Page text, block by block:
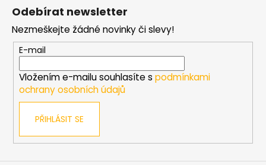
s
u
Odebírat newsletter
Nezmeškejte žádné novinky či slevy!
E-mail
Vložením e-mailu souhlasíte s podmínkami
ochrany osobních údajů
PŘIHLÁSIT SE